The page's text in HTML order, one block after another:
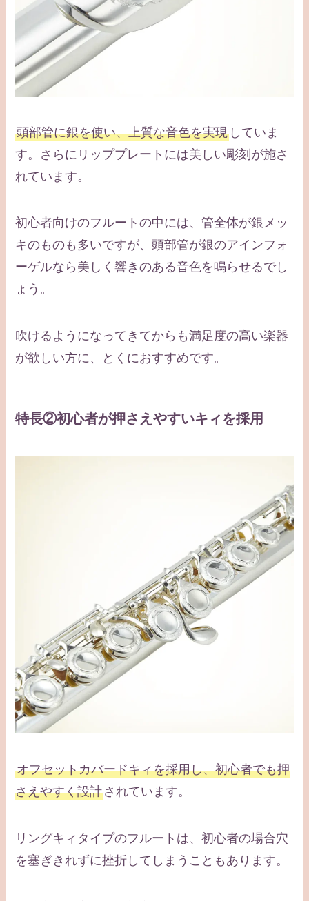
頭部管に銀を使い、上質な音色を実現 していま
す。さらにリッププレートには美しい彫刻が施さ
れています。
初心者向けのフルートの中には、管全体が銀メッ
キのものも多いですが、頭部管が銀のアインフォ
ーゲルなら美しく響きのある音色を鳴らせるでし
ょう。
吹けるようになってきてからも満足度の高い楽器
が欲しい方に、とくにおすすめです。
特長②初心者が押さえやすいキィを採用
オフセットカバードキィを採用し、初心者でも押
さえやすく設計されています。
リングキィタイプのフルートは、初心者の場合穴
を塞ぎきれずに挫折してしまうこともあります。